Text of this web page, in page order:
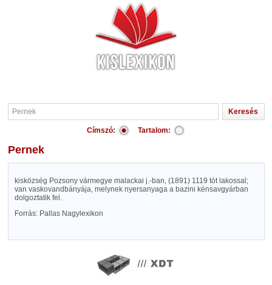
Címszó: Tartalom:
Pernek
kisközség Pozsony vármegye malackai j.-ban, (1891) 1119 tót lakossal;
van vaskovandbányája, melynek nyersanyaga a bazini kénsavgyárban
dolgoztatik fel.
Forrás: Pallas Nagylexikon